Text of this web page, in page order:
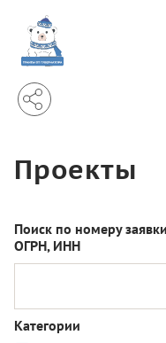
Проекты
Поиск по номеру
ОГРН, ИНН
Категории